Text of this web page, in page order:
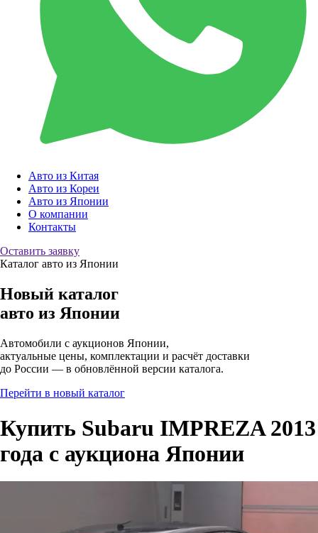
Авто из Китая
Авто из Кореи
Авто из Японии
О компании
Контакты
Оставить заявку
Каталог авто из Японии
Новый каталог
авто из Японии
Автомобили с аукционов Японии,
актуальные цены, комплектации и расчёт доставки
до России — в обновлённой версии каталога.
Перейти в новый каталог
Купить Subaru IMPREZA 2013
года с аукциона Японии